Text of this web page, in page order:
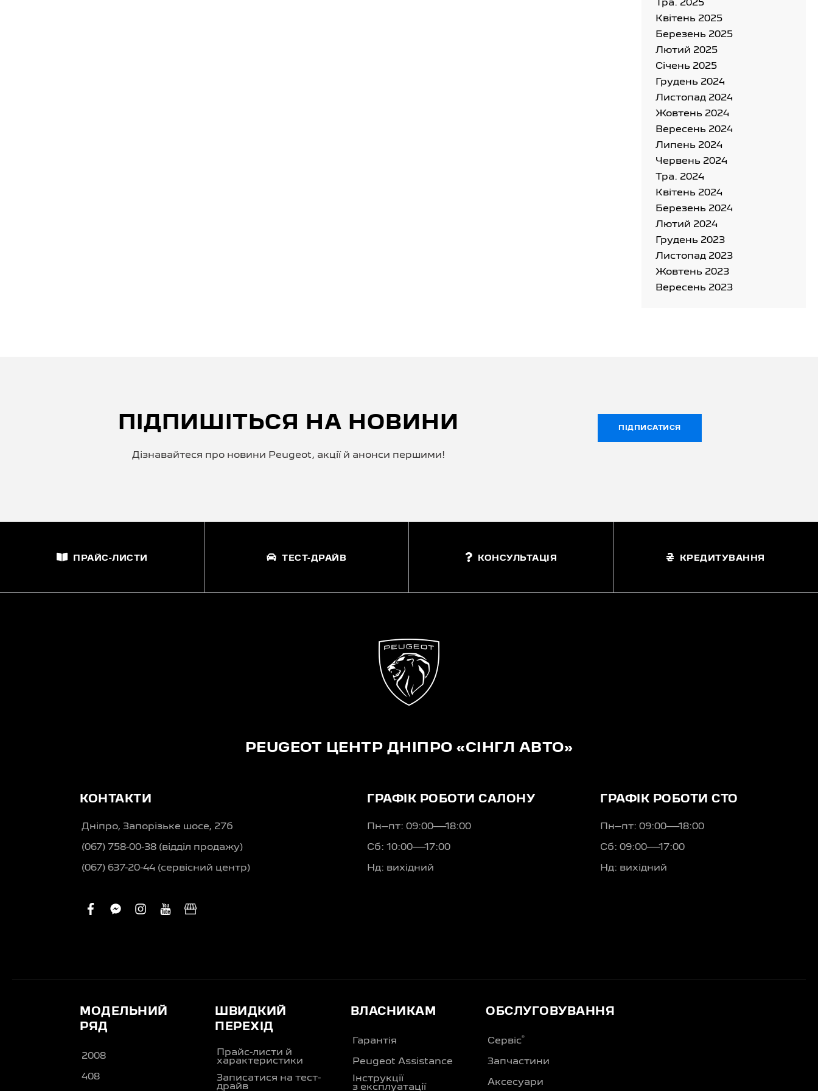
Тра. 2025
Квітень 2025
Березень 2025
Лютий 2025
Cічень 2025
Грудень 2024
Листопад 2024
Жовтень 2024
Вересень 2024
Липень 2024
Червень 2024
Тра. 2024
Квітень 2024
Березень 2024
Лютий 2024
Грудень 2023
Листопад 2023
Жовтень 2023
Вересень 2023
ПІДПИШІТЬСЯ НА НОВИНИ
Дізнавайтеся про новини Peugeot, акції й анонси першими!
ПІДПИСАТИСЯ
ПРАЙС-ЛИСТИ ТЕСТ-ДРАЙВ КОНСУЛЬТАЦІЯ КРЕДИТУВАННЯ
PEUGEOT ЦЕНТР ДНІПРО «СІНГЛ АВТО»
КОНТАКТИ
Дніпро, Запорізьке шосе, 27б
(067) 758-00-38 (вiддiл продажу)
(067) 637-20-44 (сервісний центр)
facebook
facebook-
instagram
youtube
business
ГРАФІК РОБОТИ САЛОНУ
Пн–пт: 09:00—18:00
Сб: 10:00—17:00
Нд: вихідний
ГРАФІК РОБОТИ СТО
Пн–пт: 09:00—18:00
Сб: 09:00—17:00
Нд: вихідний
МОДЕЛЬНИЙ
РЯД
2008
408
ШВИДКИЙ
ПЕРЕХІД
Прайс-листи й
характеристики
Записатися на тест-
драйв
ВЛАСНИКАМ
Гарантія
Peugeot Assistance
Інструкції
з експлуатації
ОБСЛУГОВУВАННЯ
Сервіс®
Запчастини
Аксесуари